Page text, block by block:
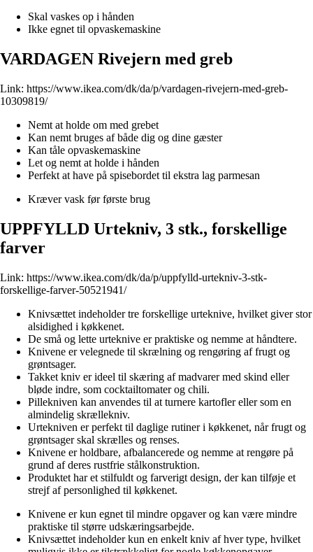
Skal vaskes op i hånden
Ikke egnet til opvaskemaskine
VARDAGEN Rivejern med greb
Link: https://www.ikea.com/dk/da/p/vardagen-rivejern-med-greb-
10309819/
Nemt at holde om med grebet
Kan nemt bruges af både dig og dine gæster
Kan tåle opvaskemaskine
Let og nemt at holde i hånden
Perfekt at have på spisebordet til ekstra lag parmesan
Kræver vask før første brug
UPPFYLLD Urtekniv, 3 stk., forskellige
farver
Link: https://www.ikea.com/dk/da/p/uppfylld-urtekniv-3-stk-
forskellige-farver-50521941/
Knivsættet indeholder tre forskellige urteknive, hvilket giver stor
alsidighed i køkkenet.
De små og lette urteknive er praktiske og nemme at håndtere.
Knivene er velegnede til skrælning og rengøring af frugt og
grøntsager.
Takket kniv er ideel til skæring af madvarer med skind eller
bløde indre, som cocktailtomater og chili.
Pillekniven kan anvendes til at turnere kartofler eller som en
almindelig skrællekniv.
Urtekniven er perfekt til daglige rutiner i køkkenet, når frugt og
grøntsager skal skrælles og renses.
Knivene er holdbare, afbalancerede og nemme at rengøre på
grund af deres rustfrie stålkonstruktion.
Produktet har et stilfuldt og farverigt design, der kan tilføje et
strejf af personlighed til køkkenet.
Knivene er kun egnet til mindre opgaver og kan være mindre
praktiske til større udskæringsarbejde.
Knivsættet indeholder kun en enkelt kniv af hver type, hvilket